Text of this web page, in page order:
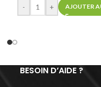
- + AJOUTER
BESOIN D’AIDE ?